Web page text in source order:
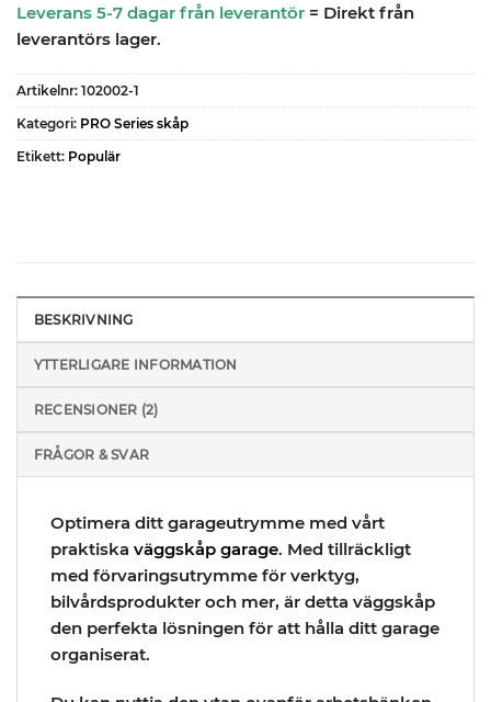
Leverans 5-7 dagar från leverantör = Direkt från
leverantörs lager.
Artikelnr: 102002-1
Kategori: PRO Series skåp
Etikett: Populär
BESKRIVNING
YTTERLIGARE INFORMATION
RECENSIONER (2)
FRÅGOR & SVAR
Optimera ditt garageutrymme med vårt
praktiska väggskåp garage. Med tillräckligt
med förvaringsutrymme för verktyg,
bilvårdsprodukter och mer, är detta väggskåp
den perfekta lösningen för att hålla ditt garage
organiserat.